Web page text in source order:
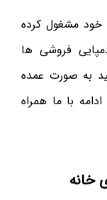
خود مشغول کرده
فروشی ها
به صورت عمده
با ما همراه
خانه